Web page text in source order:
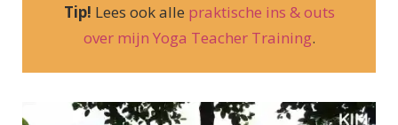
Tip! Lees ook alle praktische ins & outs
over mijn Yoga Teacher Training.